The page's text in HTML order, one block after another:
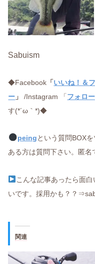
Sabuism
◆Facebook 「 いいね！＆
ー 」/Instagram 「 フォロー
す(*´ω｀*)◆
peingという質問BOX
ある方は質問下さい。匿名
こんな記事あったら面
いです。採用かも？？
関連